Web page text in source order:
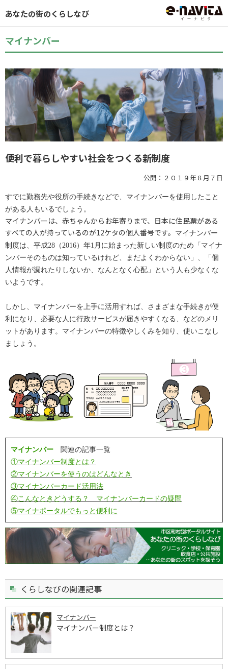
あなたの街のくらしなび
マイナンバー
便利で暮らしやすい社会をつくる新制度
公開：２０１９年８月７日
すでに勤務先や役所の手続きなどで、マイナンバーを使用したこと
がある人もいるでしょう。
マイナンバーは、赤ちゃんからお年寄りまで、日本に住民票がある
すべての人が持っているのが12ケタの個人番号です。
マイナンバー
制度は、平成28（2016）年1月に始まった新しい制度のため「マイナ
ンバーそのものは知っているけれど、まだよくわからない」、「個
人情報が漏れたりしないか、なんとなく心配」という人も少なくな
いようです。
しかし、マイナンバーを上手に活用すれば、さまざまな手続きが便
利になり、必要な人に行政サービスが届きやすくなる、などのメリ
ットがあります。マイナンバーの特徴やしくみを知り、使いこなし
ましょう。
マイナンバー
関連の記事一覧
①マイナンバー制度とは？
②マイナンバーを使うのはどんなとき
③マイナンバーカード活用法
④こんなときどうする？ マイナンバーカードの疑問
⑤マイナポータルでもっと便利に
くらしなびの関連記事
マイナンバー
マイナンバー制度とは？